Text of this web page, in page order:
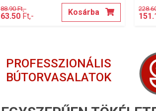
88.90 Ft,-
63.50 Ft,- Kosárba
PROFESSZIONÁLIS
BÚTORVASALATOK